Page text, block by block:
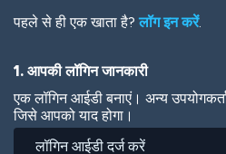
पहले से ही एक खाता है?लॉग इन करें.
1. आपकी लॉगिन जानकारी
एक लॉगिन आईडी बनाएं। अन्य
जिसे आपको याद होगा।